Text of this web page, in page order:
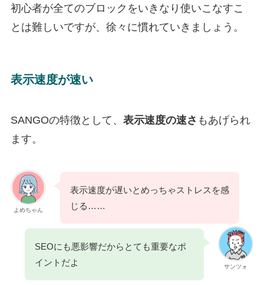
初心者が全てのブロックをいきなり使いこなすこ
とは難しいですが、徐々に慣れていきましょう。
表示速度が速い
SANGOの特徴として、 表示速度の速さ もあげられ
ます。
よめちゃん
表示速度が遅いとめっちゃストレスを感
じる……
サンツォ
SEOにも悪影響だからとても重要なポ
イントだよ